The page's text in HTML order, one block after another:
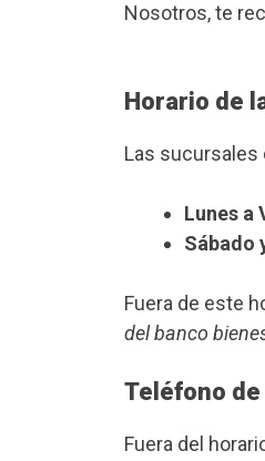
Nosotros, te
Horario de
Las sucursales
Lunes a
Sábado
Fuera de este
del banco
Teléfono
Fuera del